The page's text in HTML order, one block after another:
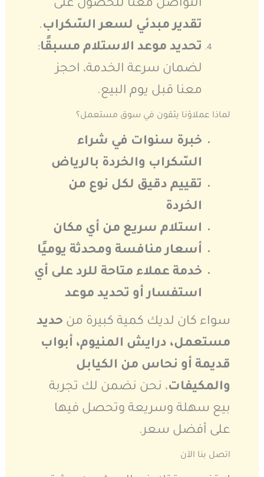
التواصل معنا للحصول على
تقدير مبدئي لسعر السّكراب.
تحديد موعد الاستلام مسبقًا:
لضمان سرعة الخدمة، احجز
معنا قبل يوم البيع.
لماذا عملاؤنا يثقون في سوق مستعمل؟
خبرة سنوات في شراء
السّكراب والخردة بالرياض
تقييم دقيق لكل نوع من
الخردة
استلام سريع من أي مكان
أسعار منافسة ومحدثة يوميًا
خدمة عملاء متاحة للرد على أي
استفسار أو تحديد موعد
سواء كان لديك كمية كبيرة من حديد
مستعمل، درايش المنيوم، أبواب
قديمة أو نحاس من الكيابل
والمكيفات، نحن نضمن لك تجربة
بيع سهلة وسريعة وتحصل فيها
على أفضل سعر.
اتصل بنا الآن